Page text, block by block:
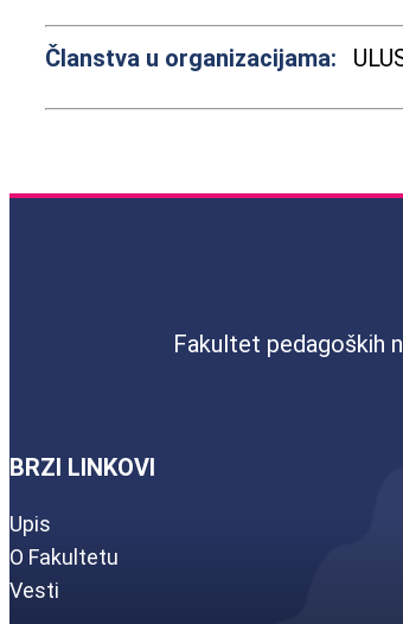
Članstva u organizacijama:
Fakultet pedagoških
BRZI LINKOVI
Upis
O Fakultetu
Vesti